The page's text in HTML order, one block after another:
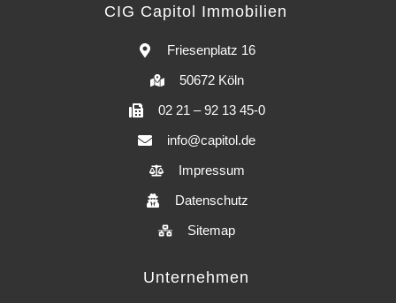
Unternehmen
CIG Capitol Immobilien
Friesenplatz 16
50672 Köln
02 21 – 92 13 45-0
info@capitol.de
Impressum
Datenschutz
Sitemap